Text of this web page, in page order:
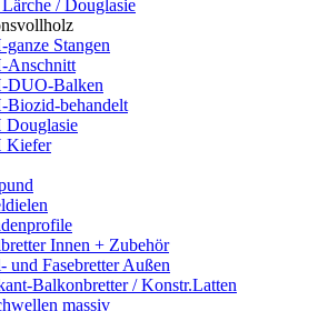
/ Douglasie
Stangen
Anschnitt
DUO-Balken
behandelt
Kiefer
Innen + Zubehör
und Fasebretter Außen
Balkonbretter / Konstr.Latten
massiv